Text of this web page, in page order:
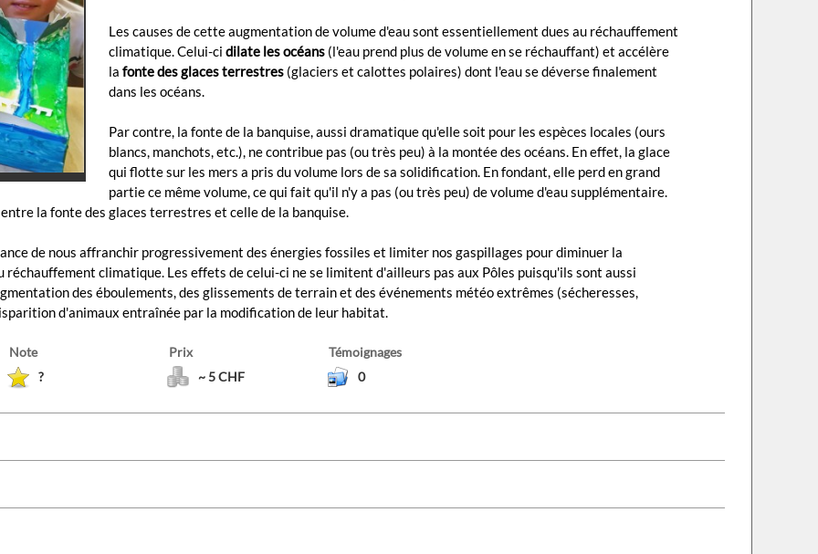
Les causes de cette augmentation de volume d'eau sont essentiellement dues au réchauffement
climatique. Celui-ci dilate les océans (l'eau prend plus de volume en se réchauffant) et accélère
la fonte des glaces terrestres (glaciers et calottes polaires) dont l'eau se déverse finalement
dans les océans.
Par contre, la fonte de la banquise, aussi dramatique qu'elle soit pour les espèces locales (ours
blancs, manchots, etc.), ne contribue pas (ou très peu) à la montée des océans. En effet, la glace
qui flotte sur les mers a pris du volume lors de sa solidification. En fondant, elle perd en grand
partie ce même volume, ce qui fait qu'il n'y a pas (ou très peu) de volume d'eau supplémentaire.
la fonte des glaces terrestres et celle de la banquise.
de nous affranchir progressivement des énergies fossiles et limiter nos gaspillages pour diminuer la
climatique. Les effets de celui-ci ne se limitent d'ailleurs pas aux Pôles puisqu'ils sont aussi
des éboulements, des glissements de terrain et des événements météo extrêmes (sécheresses,
d'animaux entraînée par la modification de leur habitat.
Note
?
Prix
~ 5 CHF
Témoignages
0